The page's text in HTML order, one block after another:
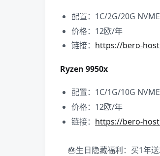
配置：1C/2G/20G
价格：12欧/年
链接： https://bero-
Ryzen 9950x
配置：1C/1G/10G
价格：12欧/年
链接： https://bero-
🎂生日隐藏福利：买1年